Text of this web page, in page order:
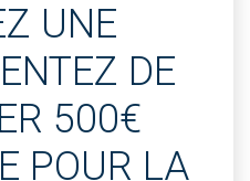
UNE
DE
500€
POUR LA